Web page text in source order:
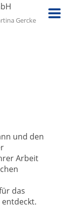
Gercke
und den
Arbeit
das